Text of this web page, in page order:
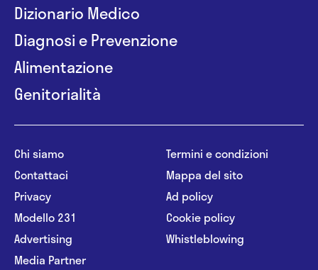
Dizionario Medico
Diagnosi e Prevenzione
Alimentazione
Genitorialità
Chi siamo
Contattaci
Privacy
Modello 231
Advertising
Media Partner
Termini e condizioni
Mappa del sito
Ad policy
Cookie policy
Whistleblowing